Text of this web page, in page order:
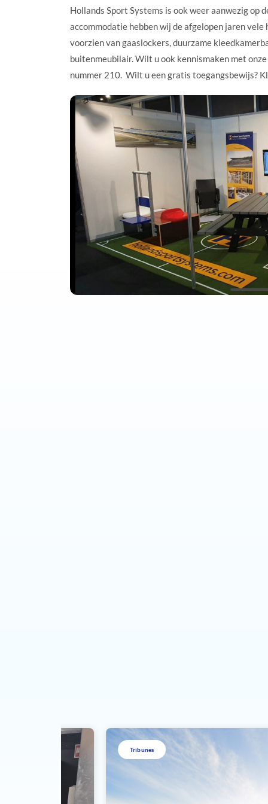
Hollands Sport Systems is ook weer aanwezig
accommodatie hebben wij de afgelopen jaren
voorzien van gaaslockers, duurzame
buitenmeubilair. Wilt u ook kennismaken met
nummer 210. Wilt u een gratis toegangsbewijs?
Tribunes